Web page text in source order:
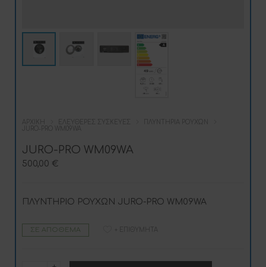
ΑΡΧΙΚΉ ΕΛΕΎΘΕΡΕΣ ΣΥΣΚΕΥΈΣ
ΠΛΥΝΤΉΡΙΑ ΡΟΎΧΩΝ
JURO-PRO WM09WA
JURO-PRO WM09WA
500,00 €
ΠΛΥΝΤΗΡΙΟ ΡΟΥΧΩΝ JURO-PRO WM09WA
ΣΕ ΑΠΌΘΕΜΑ + ΕΠΙΘΥΜΗΤΆ